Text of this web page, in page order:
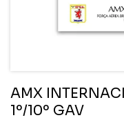
AMX
1º/10º GAV